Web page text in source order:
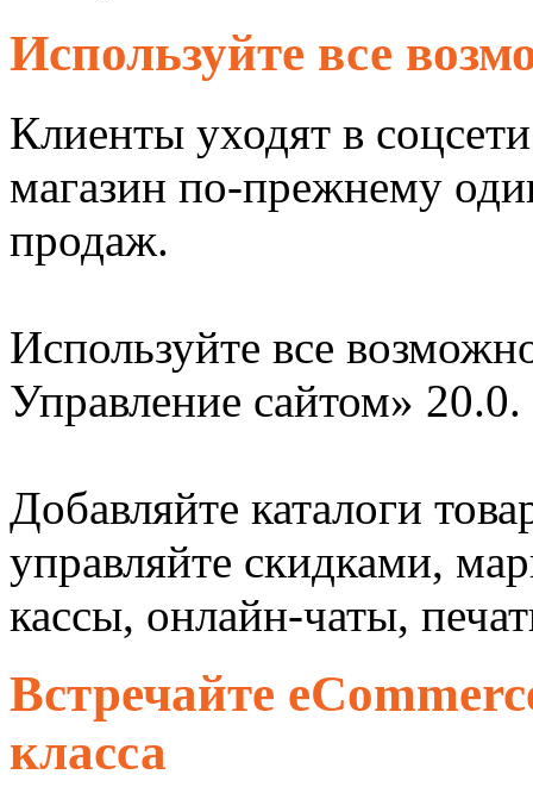
Используйте все
Клиенты уходят в
магазин по-прежнему
продаж.
Используйте все
Управление сайтом» 20.0.
Добавляйте каталоги
управляйте скидками,
кассы, онлайн-чаты,
Встречайте
класса